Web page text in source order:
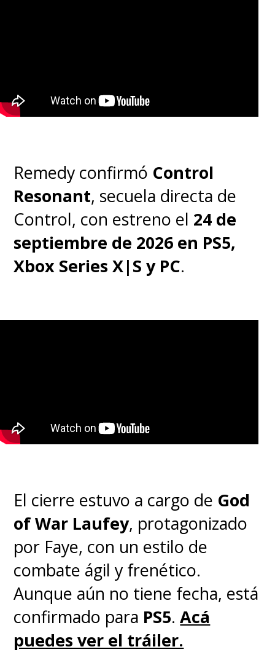
Remedy confirmó Control
Resonant, secuela directa de
Control, con estreno el 24 de
septiembre de 2026 en PS5,
Xbox Series X|S y PC.
El cierre estuvo a cargo de God
of War Laufey, protagonizado
por Faye, con un estilo de
combate ágil y frenético.
Aunque aún no tiene fecha, está
confirmado para PS5.Acá
puedes ver el tráiler.